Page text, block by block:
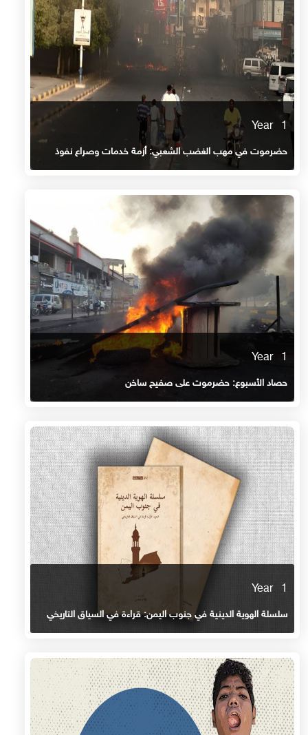
1 Year
حضرموت في مهب الغضب الشعبي: أزمة خدمات وصراع نفوذ
1 Year
حصاد الأسبوع: حضرموت على صفيح ساخن
1 Year
سلسلة الهوية الدينية في جنوب اليمن: قراءة في السياق التاريخي